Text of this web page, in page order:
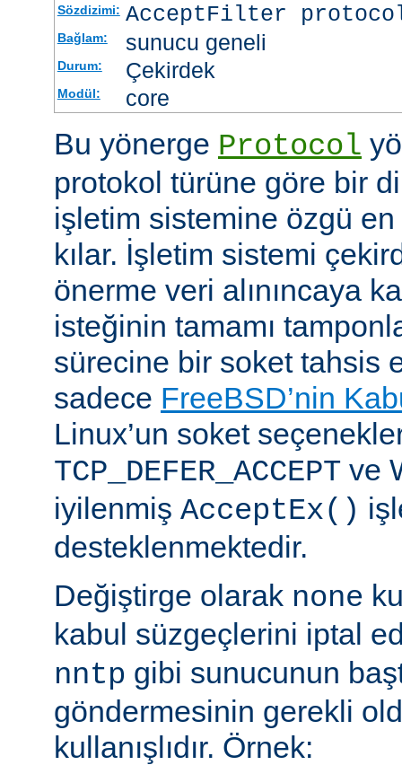
Sözdizimi: AcceptFilter
Bağlam: sunucu geneli
Durum: Çekirdek
Modül: core
Bu yönerge Protocol
protokol türüne göre bir
işletim sistemine özgü
kılar. İşletim sistemi
önerme veri alınıncaya
isteğinin tamamı
sürecine bir soket tahsis
sadece FreeBSD’nin
Linux’un soket
TCP_DEFER_ACCEPT ve
iyilenmiş AcceptEx()
desteklenmektedir.
Değiştirge olarak none
kabul süzgeçlerini iptal
nntp gibi sunucunun
göndermesinin gerekli
kullanışlıdır. Örnek: